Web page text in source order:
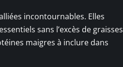
incontournables. Elles
sans l’excès de graisses
maigres à inclure dans